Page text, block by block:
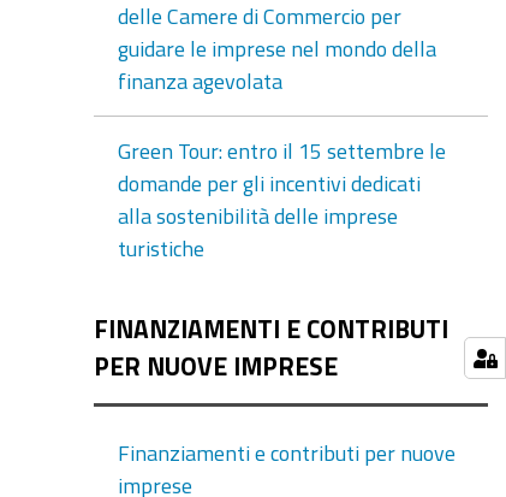
delle Camere di Commercio per
guidare le imprese nel mondo della
finanza agevolata
Green Tour: entro il 15 settembre le
domande per gli incentivi dedicati
alla sostenibilità delle imprese
turistiche
FINANZIAMENTI E CONTRIBUTI
PER NUOVE IMPRESE
Finanziamenti e contributi per nuove
imprese